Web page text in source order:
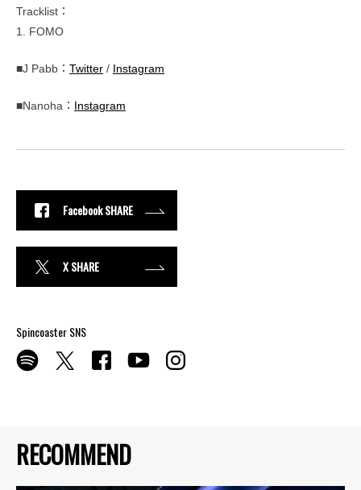
RECOMMEND
Tracklist：
1. FOMO
■J Pabb： Twitter / Instagram
■Nanoha： Instagram
Facebook SHARE
X SHARE
Spincoaster SNS